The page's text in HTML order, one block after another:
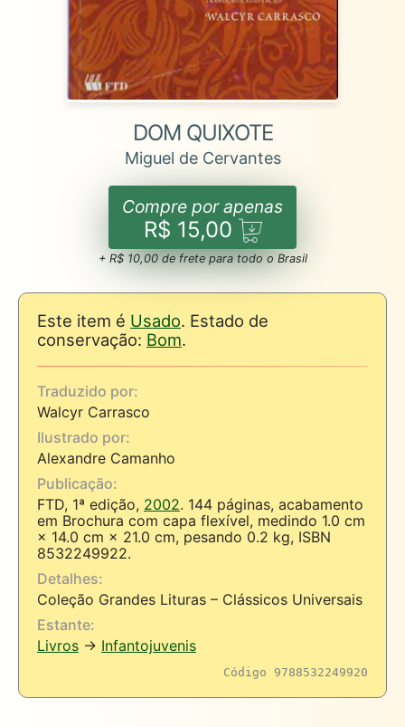
DOM QUIXOTE
Miguel de Cervantes
Compre por apenas
R$ 15,00
+ R$ 10,00 de frete para todo o Brasil
Este item é Usado. Estado de
conservação: Bom.
Traduzido por:
Walcyr Carrasco
Ilustrado por:
Alexandre Camanho
Publicação:
FTD, 1ª edição, 2002. 144 páginas, acabamento
em Brochura com capa flexível, medindo 1.0 cm
× 14.0 cm × 21.0 cm, pesando 0.2 kg, ISBN
8532249922.
Detalhes:
Coleção Grandes Lituras – Clássicos Universais
Estante:
Livros → Infantojuvenis
Código 9788532249920